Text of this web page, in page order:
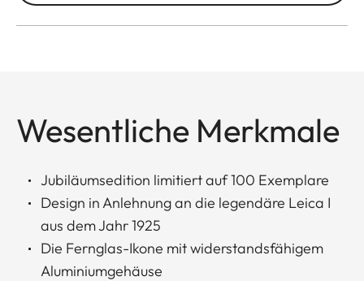
Wesentliche Merkmale
Jubiläumsedition limitiert auf 100 Exemplare
Design in Anlehnung an die legendäre Leica I
aus dem Jahr 1925
Die Fernglas-Ikone mit widerstandsfähigem
Aluminiumgehäuse